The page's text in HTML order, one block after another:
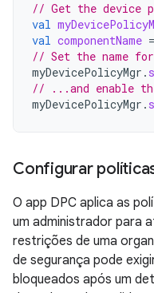
// Get the device
val
val componentName =
// Set the name
myDevicePolicyMgr .
// ...and enable
myDevicePolicyMgr .
Configurar
O app DPC aplica as
um administrador para
restrições de uma
de segurança pode
bloqueados após um